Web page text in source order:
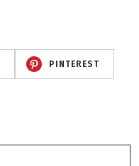
PINTEREST